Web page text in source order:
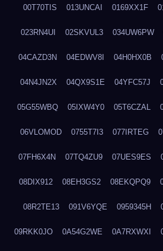
00T70TIS 013UNCAI 0169XX1F
023RN4UI 02SKVUL3 034UW6PW
04CAZD3N 04EDWV8I 04H0HX0B
04N4JN2X 04QX9S1E 04YFC57J
05G55WBQ 05IXW4Y0 05T6CZAL
06VLOMOD 0755T7I3 077IRTEG
07FH6X4N 07TQ4ZU9 07UES9ES
08DIX912 08EH3GS2 08EKQPQ9
08R2TE13 091V6YQE 0959345H
09RKK0JO 0A54G2WE 0A7RXWXI